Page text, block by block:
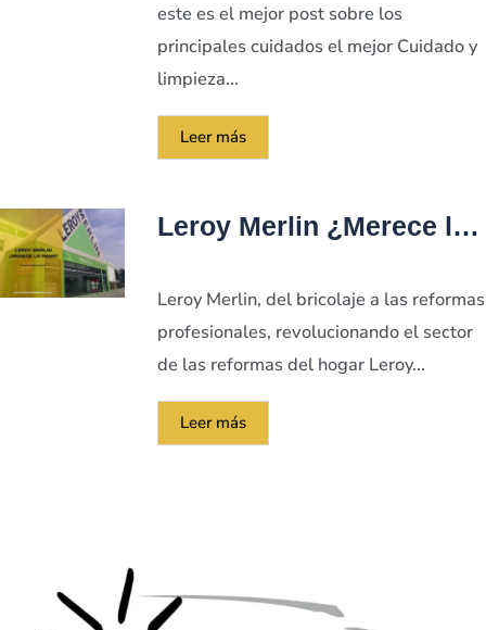
este es el mejor post sobre los
principales cuidados el mejor Cuidado y
limpieza...
Leer más
Leroy Merlin ¿Merece la
Leroy Merlin, del bricolaje a las reformas
profesionales, revolucionando el sector
de las reformas del hogar Leroy...
Leer más